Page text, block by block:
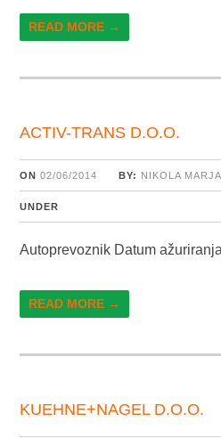
READ MORE →
ACTIV-TRANS D.O.O.
ON 02/06/2014 BY: NIKOLA
UNDER
Autoprevoznik Datum
READ MORE →
KUEHNE+NAGEL D.O.O.